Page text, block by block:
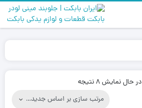
در حال نمایش 8 نتیجه
Sorted
latest